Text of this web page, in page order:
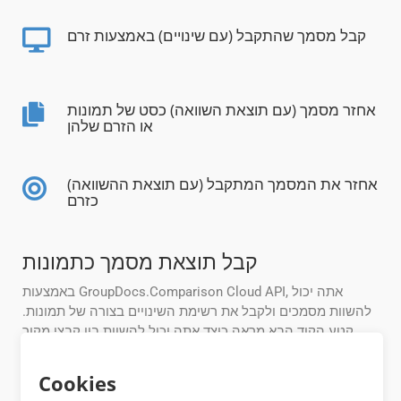
קבל מסמך שהתקבל (עם שינויים) באמצעות זרם
אחזר מסמך (עם תוצאת השוואה) כסט של תמונות
או הזרם שלהן
אחזר את המסמך המתקבל (עם תוצאת ההשוואה)
כזרם
קבל תוצאת מסמך כתמונות
באמצעות GroupDocs.Comparison Cloud API, אתה יכול
להשוות מסמכים ולקבל את רשימת השינויים בצורה של תמונות.
קטע הקוד הבא מראה כיצד אתה יכול להשוות בין קבצי מקור
Cookies